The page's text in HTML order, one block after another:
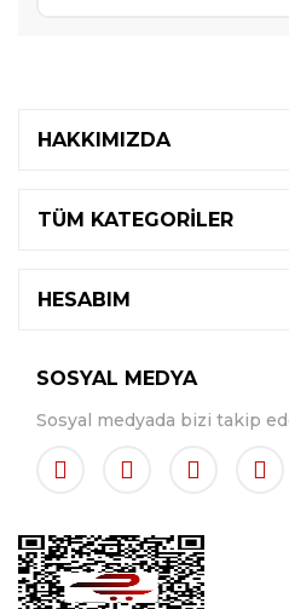
HAKKIMIZDA
TÜM KATEGORİLER
HESABIM
SOSYAL MEDYA
Sosyal medyada bizi takip